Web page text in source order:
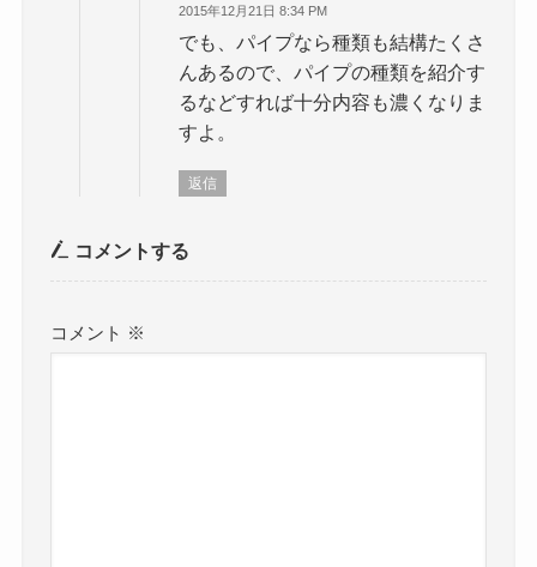
2015年12月21日 8:34 PM
でも、パイプなら種類も結構たくさ
んあるので、パイプの種類を紹介す
るなどすれば十分内容も濃くなりま
すよ。
返信
コメントする
コメント ※